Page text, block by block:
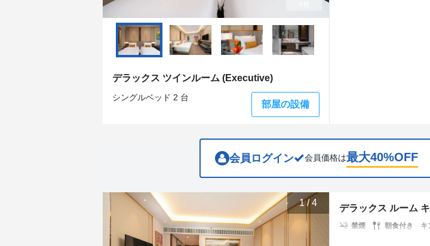
mark
key
to
get
the
shortcuts
changing
mark
key
to
get
shortcuts
changing
デラックス ツインルーム (Executive)
シングルベッド 2 台
部屋の設備
会員ログイン 会員価格は最大40%OFF
1/4
デラックス ルーム
禁煙 朝食付き
キ